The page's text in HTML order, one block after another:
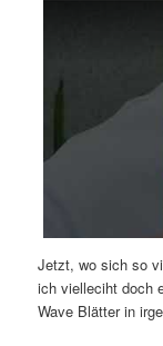
Jetzt, wo sich so
ich vielleciht doch
Wave Blätter in